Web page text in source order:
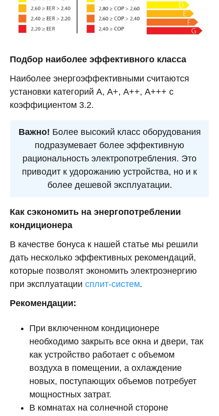
Подбор наиболее эффективного класса
Наиболее энергоэффективными считаются
установки категорий А, А+, А++, А+++ с
коэффициентом 3.2.
Важно! Более высокий класс оборудования
подразумевает более эффективную
рациональность электропотребления. Это
приводит к удорожанию устройства, но и к
более дешевой эксплуатации.
Как сэкономить на энергопотреблении
кондиционера
В качестве бонуса к нашей статье мы решили
дать несколько эффективных рекомендаций,
которые позволят экономить электроэнергию
при эксплуатации сплит-систем.
Рекомендации:
При включенном кондиционере
необходимо закрыть все окна и двери, так
как устройство работает с объемом
воздуха в помещении, а охлаждение
новых, поступающих объемов потребует
мощностных затрат.
В комнатах на солнечной стороне